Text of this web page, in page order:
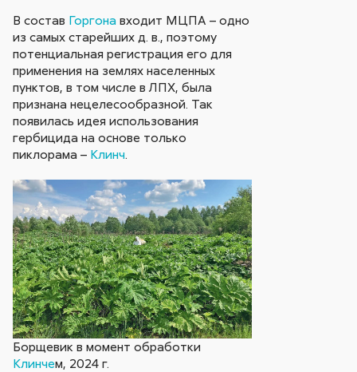
В состав Горгона входит МЦПА – одно
из самых старейших д. в., поэтому
потенциальная регистрация его для
применения на землях населенных
пунктов, в том числе в ЛПХ, была
признана нецелесообразной. Так
появилась идея использования
гербицида на основе только
пиклорама – Клинч.
Борщевик в момент обработки
Клинчем, 2024 г.